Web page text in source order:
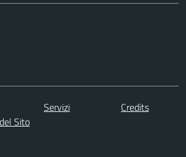
Servizi
Credits
Sito